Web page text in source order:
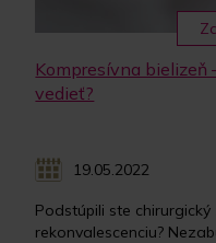
Kompresívna bielizeň
vedieť?
19.05.2022
Podstúpili ste
rekonvalescenciu?